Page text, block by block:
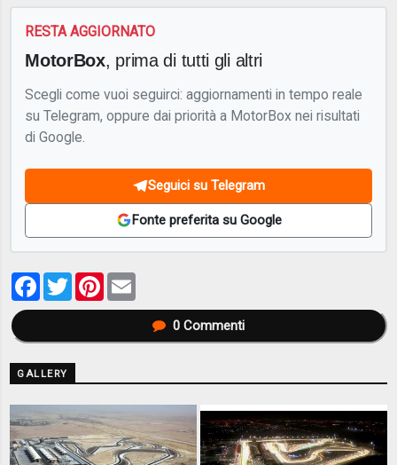
RESTA AGGIORNATO
MotorBox, prima di tutti gli altri
Scegli come vuoi seguirci: aggiornamenti in tempo reale
su Telegram, oppure dai priorità a MotorBox nei risultati
di Google.
Seguici su Telegram
Fonte preferita su Google
Facebook
TwitterPinterest
0Commenti
GALLERY